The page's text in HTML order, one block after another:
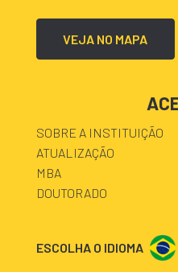
VEJA NO MAPA
SOBRE A INSTITUIÇÃO
ATUALIZAÇÃO
MBA
DOUTORADO
ESCOLHA O IDIOMA